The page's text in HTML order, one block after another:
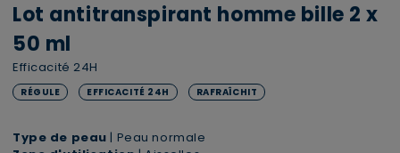
Lot antitranspirant homme bille 2 x
50 ml
Efficacité 24H
RÉGULE EFFICACITÉ 24H RAFRAÎCHIT
Type de peau | Peau normale